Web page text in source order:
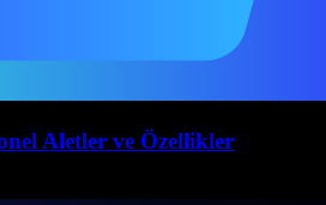
Aletler ve Özellikler